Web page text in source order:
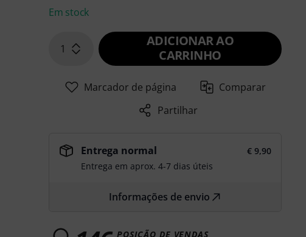
Em stock
1
ADICIONAR AO
CARRINHO
Marcador de página
Comparar
Partilhar
Entrega normal
€ 9,90
Entrega em aprox. 4-7 dias úteis
Informações de envio
POSIÇÃO DE VENDAS